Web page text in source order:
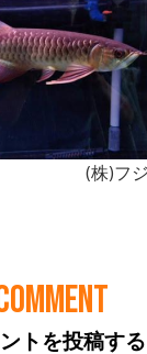
トを投稿する